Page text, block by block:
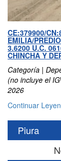
CE:379900/
EMILIA/
3.6200 U.C.
CHINCHA Y
Categoría |
(no incluye el
2026
Continuar
Piura